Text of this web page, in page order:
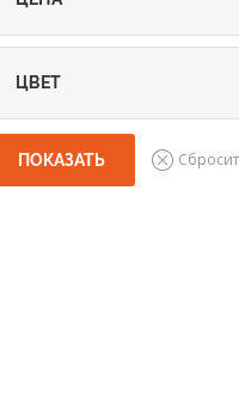
ЦВЕТ
Бежевый
Белый
Голубой